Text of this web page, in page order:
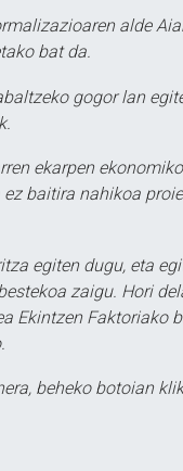
alde
bat da.
gogor lan
ekarpen
baitira nahikoa
egiten dugu, eta
zaigu. Hori
Ekintzen Faktoriako
beheko botoian